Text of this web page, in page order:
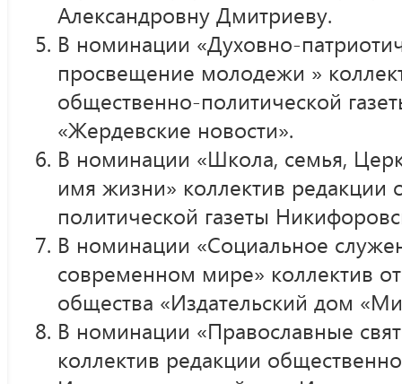
Александровну Дмитриеву.
В номинации «Духовно-
просвещение молодежи »
общественно-политической
«Жердевские новости».
В номинации «Школа, семья,
имя жизни» коллектив редакции
политической газеты
В номинации «Социальное
современном мире» коллектив
общества «Издательский дом
В номинации «Православные
коллектив редакции